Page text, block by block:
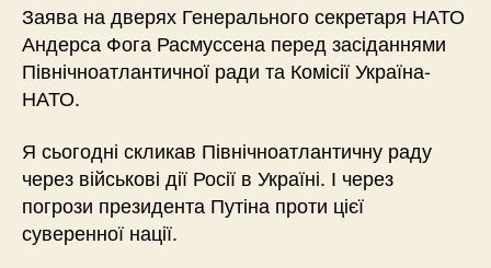
Заява на дверях Генерального секретаря НАТО
Андерса Фога Расмуссена перед засіданнями
Північноатлантичної ради та Комісії Україна-
НАТО.
Я сьогодні скликав Північноатлантичну раду
через військові дії Росії в Україні. І через
погрози президента Путіна проти цієї
суверенної нації.